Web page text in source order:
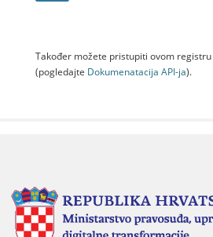
Također možete pristupiti ovom
(pogledajte Dokumenаtаcijа API-jа).